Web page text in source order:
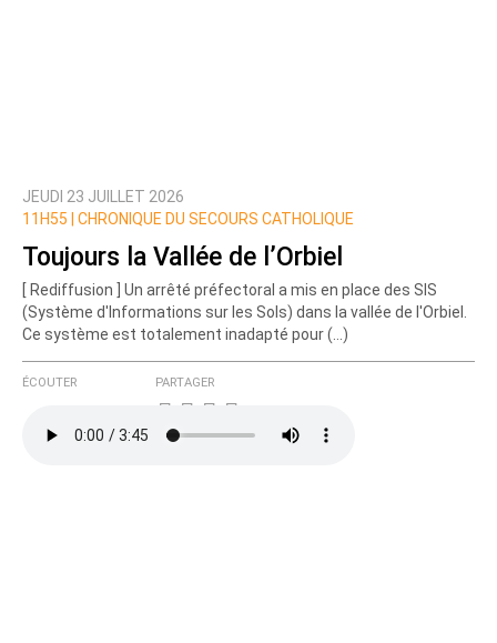
JEUDI 23 JUILLET 2026
11H55 |
CHRONIQUE DU SECOURS CATHOLIQUE
Toujours la Vallée de l’Orbiel
[ Rediffusion ] Un arrêté préfectoral a mis en place des SIS
(Système d'Informations sur les Sols) dans la vallée de l'Orbiel.
Ce système est totalement inadapté pour (…)
ÉCOUTER PARTAGER